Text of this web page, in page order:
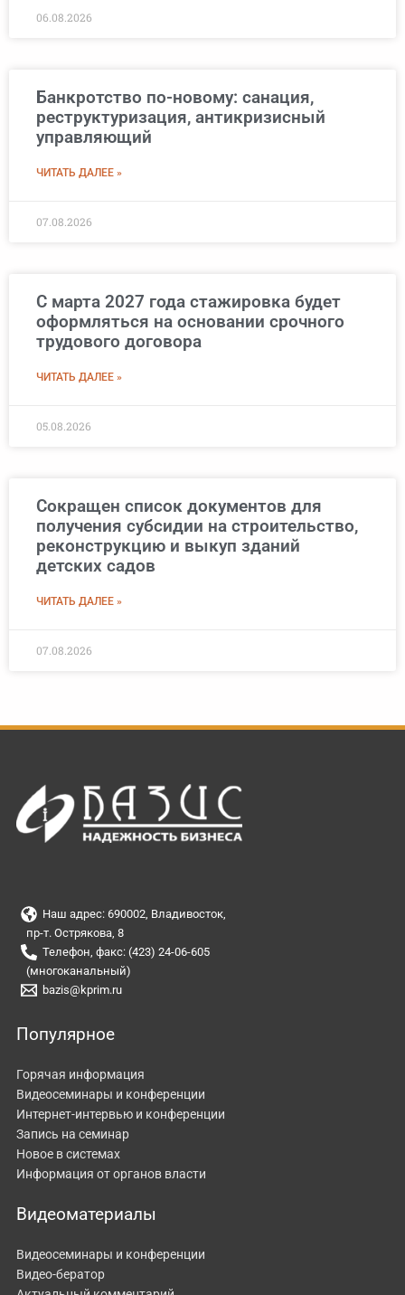
06.08.2026
Банкротство по-новому: санация,
реструктуризация, антикризисный
управляющий
ЧИТАТЬ ДАЛЕЕ »
07.08.2026
С марта 2027 года стажировка будет
оформляться на основании срочного
трудового договора
ЧИТАТЬ ДАЛЕЕ »
05.08.2026
Сокращен список документов для
получения субсидии на строительство,
реконструкцию и выкуп зданий
детских садов
ЧИТАТЬ ДАЛЕЕ »
07.08.2026
Наш адрес: 690002, Владивосток,
пр-т. Острякова, 8
Телефон, факс: (423) 24-06-605
(многоканальный)
bazis@kprim.ru
Популярное
Горячая информация
Видеосеминары и конференции
Интернет-интервью и конференции
Запись на семинар
Новое в системах
Информация от органов власти
Видеоматериалы
Видеосеминары и конференции
Видео-бератор